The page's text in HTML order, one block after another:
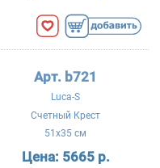
Арт. b721
Luca-S
Счетный Крест
51x35 см
Цена: 5665 р.